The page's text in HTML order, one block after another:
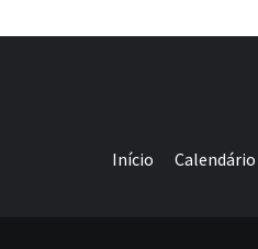
Início